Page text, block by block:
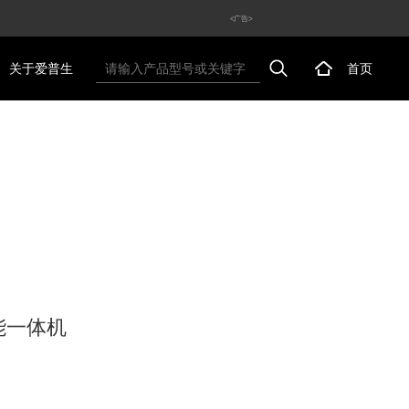
<广告>
关于爱普生 首页
一体机